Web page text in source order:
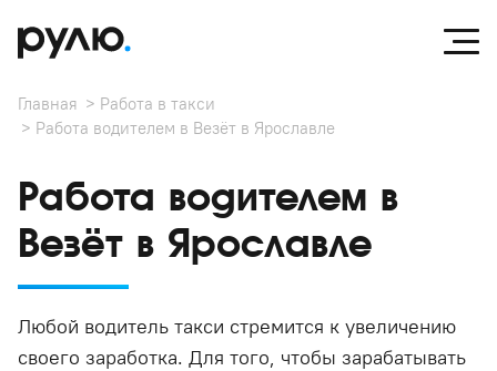
Главная
Работа в такси
Работа водителем в Везёт в Ярославле
Работа водителем в
Везёт в Ярославле
Любой водитель такси стремится к увеличению
своего заработка. Для того, чтобы зарабатывать